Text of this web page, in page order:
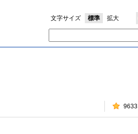
文字サイズ 標準 拡大
9633